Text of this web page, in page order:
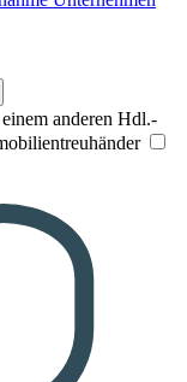
anderen Hdl.-